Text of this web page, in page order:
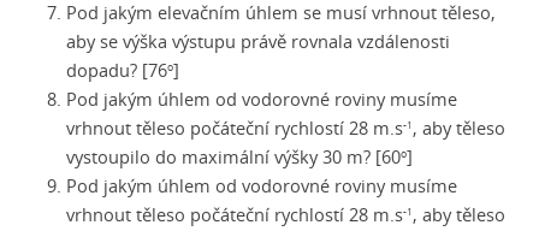
Pod jakým elevačním úhlem se musí vrhnout těleso,
aby se výška výstupu právě rovnala vzdálenosti
dopadu? [76o]
Pod jakým úhlem od vodorovné roviny musíme
vrhnout těleso počáteční rychlostí 28 m.s-1 , aby těleso
vystoupilo do maximální výšky 30 m? [60o]
Pod jakým úhlem od vodorovné roviny musíme
vrhnout těleso počáteční rychlostí 28 m.s-1 , aby těleso